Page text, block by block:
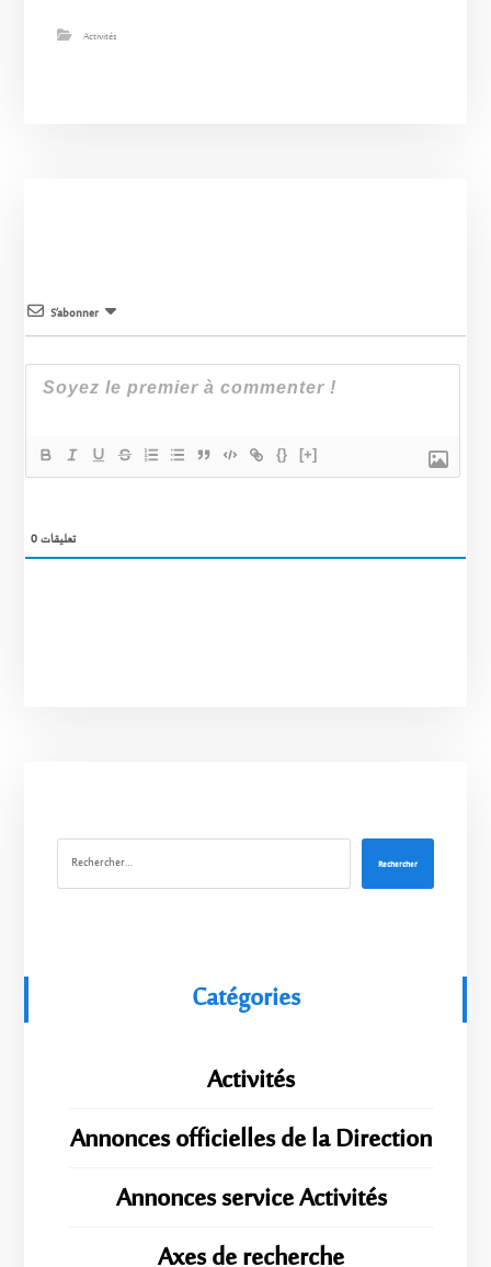
Activités
S’abonner
{} [+]
0تعليقات
Rechercher
Catégories
Activités
Annonces officielles de la Direction
Annonces service Activités